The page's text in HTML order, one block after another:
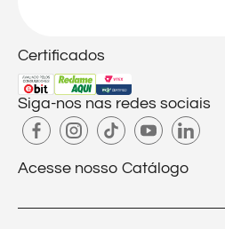
Certificados
Siga-nos nas redes sociais
Acesse nosso Catálogo